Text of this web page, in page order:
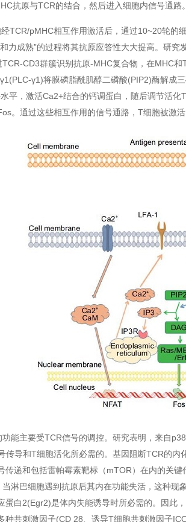
抗原与TCR的结合，然后进入细胞内信号通
pMHC相互作用激活后，通过10~20轮的
力成熟”的过程将其抗原应答性大大提高。研
CD3群簇识别抗原-MHC复合物，在MHC
γ1)将膜磷脂酰肌醇二磷酸(PIP2)酶解成
水平，激活Ca2+结合的钙调蛋白，随后调节活
。通过这些相互作用的信号通路，T细胞被激
主要受TCR信号的调控。研究表明，来自
传导和T细胞活化所必需的。基因阻断TCR的
传递和包括雷帕霉素靶标（mTOR）在内的关
淋巴细胞遇到抗原后其内在功能失活，这种现
蛋白2(Egr2)是体内失能诱导时所必需的。因此
种共刺激因子(CD 28、诱导T细胞共刺激因子